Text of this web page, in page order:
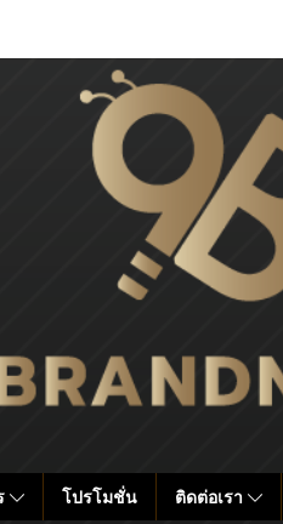
โปรโมชั่น ติดต่อเรา